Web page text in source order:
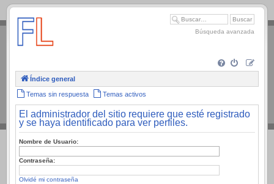
.
Búsqueda avanzada
Índice general
Temas sin respuesta Temas activos
El administrador del sitio requiere que esté registrado
y se haya identificado para ver perfiles.
Nombre de Usuario:
Contraseña:
Olvidé mi contraseña